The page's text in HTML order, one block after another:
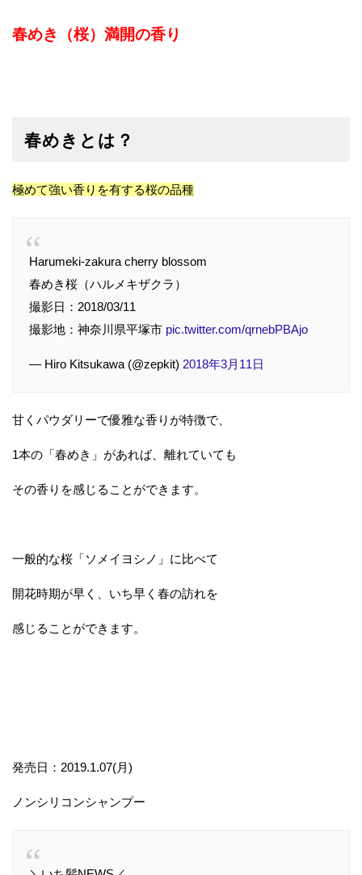
春めき（桜）満開の香り
春めきとは？
極めて強い香りを有する桜の品種
Harumeki-zakura cherry blossom
春めき桜（ハルメキザクラ）
撮影日：2018/03/11
撮影地：神奈川県平塚市 pic.twitter.com/qrnebPBAjo
— Hiro Kitsukawa (@zepkit) 2018年3月11日
甘くパウダリーで優雅な香りが特徴で、
1本の「春めき」があれば、離れていても
その香りを感じることができます。
一般的な桜「ソメイヨシノ」に比べて
開花時期が早く、いち早く春の訪れを
感じることができます。
発売日：2019.1.07(月)
ノンシリコンシャンプー